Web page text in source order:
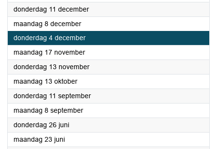
donderdag 11 december2025
maandag 8 december2025
donderdag 4 december2025
maandag 17 november2025
donderdag 13 november2025
maandag 13 oktober2025
donderdag 11 september2025
maandag 8 september2025
donderdag 26 juni2025
maandag 23 juni2025